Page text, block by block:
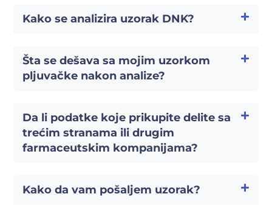
Kako se analizira uzorak DNK?
Šta se dešava sa mojim uzorkom
pljuvačke nakon analize?
Da li podatke koje prikupite delite sa
trećim stranama ili drugim
farmaceutskim kompanijama?
Kako da vam pošaljem uzorak?